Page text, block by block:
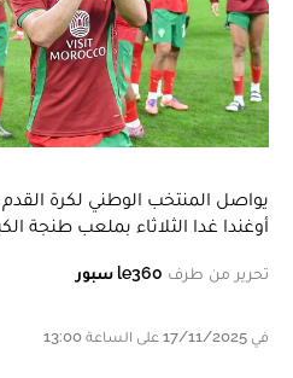
يواصل المنتخب الوطني لكرة
أوغندا غدا الثلاثاء بملعب طنجة
تحرير من طرف le360 سبور
في 17/11/2025 على الساعة 13:00